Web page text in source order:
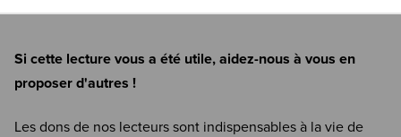
Si cette lecture vous a été utile, aidez-nous à vous en
proposer d'autres !
Les dons de nos lecteurs sont indispensables à la vie de